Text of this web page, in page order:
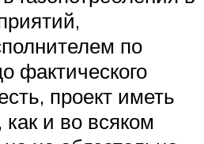
по
фактического
проект иметь
и во всяком